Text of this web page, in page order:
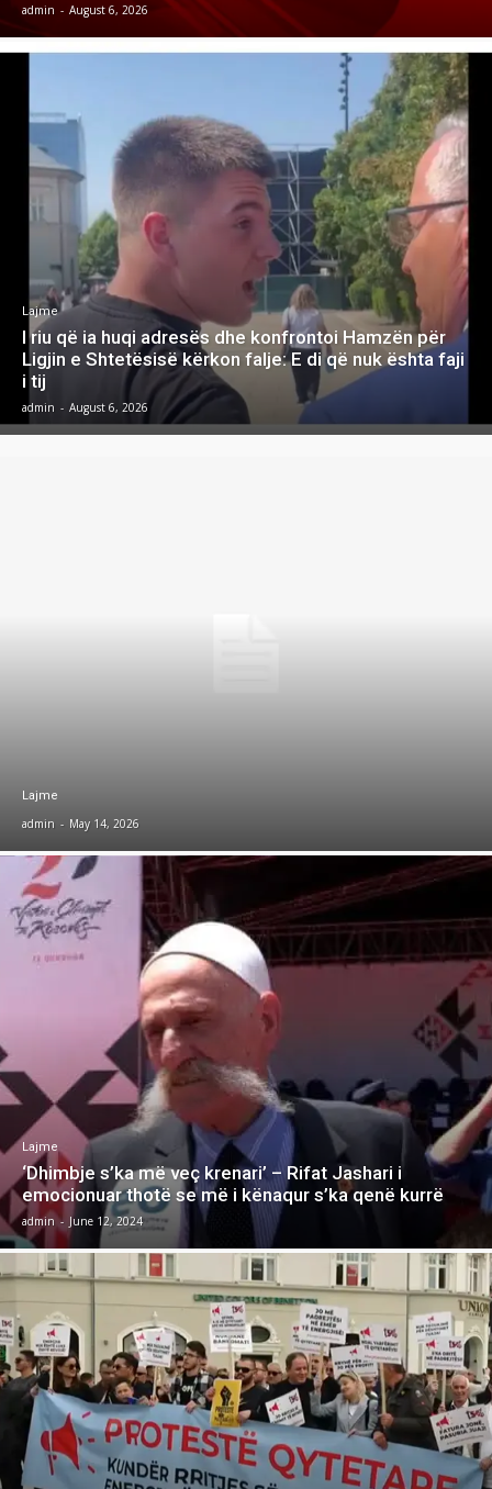
admin - August 6, 2026
Lajme
I riu që ia huqi adresës dhe konfrontoi Hamzën për
Ligjin e Shtetësisë kërkon falje: E di që nuk ështa faji
i tij
admin - August 6, 2026
Lajme
admin - May 14, 2026
Lajme
‘Dhimbje s’ka më veç krenari’ – Rifat Jashari i
emocionuar thotë se më i kënaqur s’ka qenë kurrë
admin - June 12, 2024